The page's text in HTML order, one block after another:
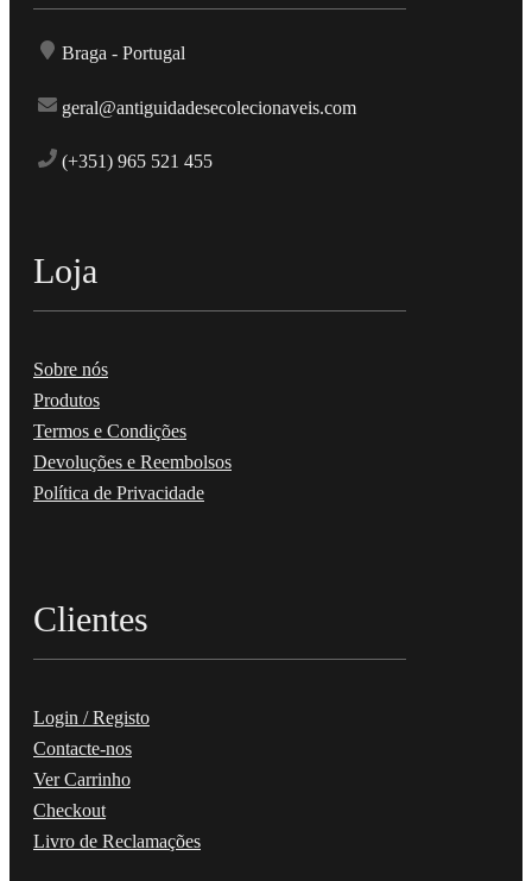
Braga - Portugal
geral@antiguidadesecolecionaveis.com
(+351) 965 521 455
Loja
Sobre nós
Produtos
Termos e Condições
Devoluções e Reembolsos
Política de Privacidade
Clientes
Login / Registo
Contacte-nos
Ver Carrinho
Checkout
Livro de Reclamações